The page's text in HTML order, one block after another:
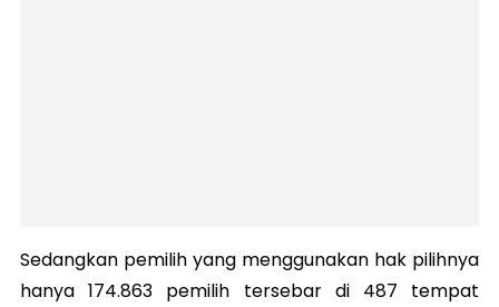
Sedangkan pemilih yang menggunakan hak pilihnya
hanya 174.863 pemilih tersebar di 487 tempat